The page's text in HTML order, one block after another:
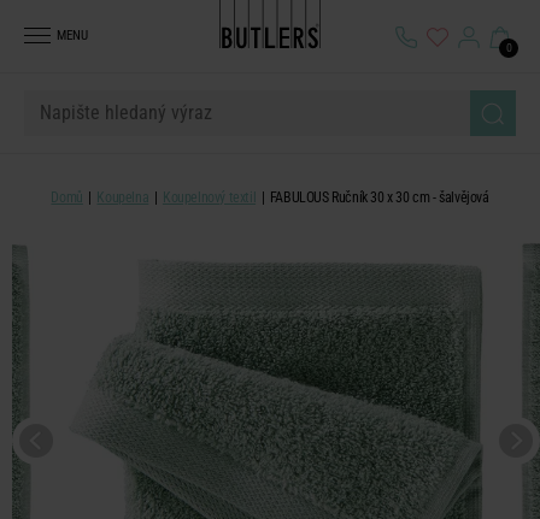
MENU
0
Domů Koupelna Koupelnový textil FABULOUS Ručník 30 x 30 cm - šalvějová